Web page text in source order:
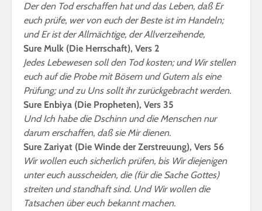
Der den Tod erschaffen hat und das Leben, daß Er
euch prüfe, wer von euch der Beste ist im Handeln;
und Er ist der Allmächtige, der Allverzeihende,
Sure Mulk (Die Herrschaft), Vers 2
Jedes Lebewesen soll den Tod kosten; und Wir stellen
euch auf die Probe mit Bösem und Gutem als eine
Prüfung; und zu Uns sollt ihr zurückgebracht werden.
Sure Enbiya (Die Propheten), Vers 35
Und Ich habe die Dschinn und die Menschen nur
darum erschaffen, daß sie Mir dienen.
Sure Zariyat (Die Winde der Zerstreuung), Vers 56
Wir wollen euch sicherlich prüfen, bis Wir diejenigen
unter euch ausscheiden, die (für die Sache Gottes)
streiten und standhaft sind. Und Wir wollen die
Tatsachen über euch bekannt machen.